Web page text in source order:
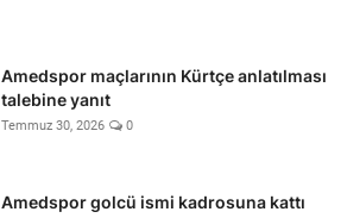
Amedspor maçlarının Kürtçe anlatılması
talebine yanıt
Temmuz 30, 2026 0
Amedspor golcü ismi kadrosuna kattı